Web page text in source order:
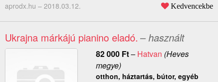
aprodx.hu – 2018.03.12. Kedvencekbe
Ukrajna márkájú pianino eladó. – használt
82 000 Ft– Hatvan (Heves
megye)
otthon, háztartás, bútor, egyéb